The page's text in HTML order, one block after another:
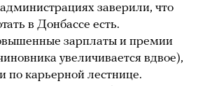
заверили, что
в Донбассе есть.
зарплаты и премии
увеличивается вдвое),
по карьерной лестнице.